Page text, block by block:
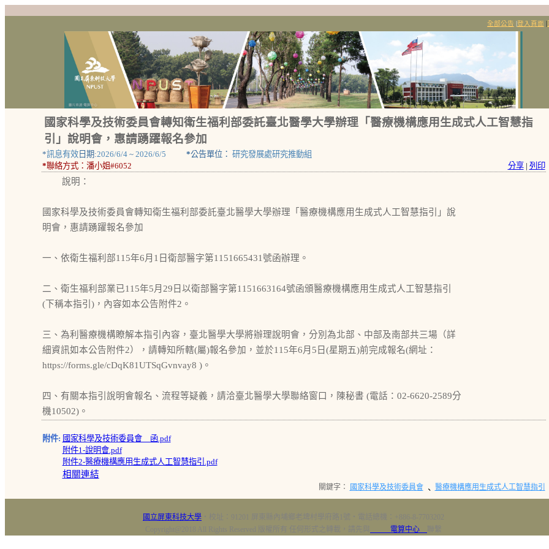
全部公告 登入頁面
國家科學及技術委員會轉知衛生福利部委託臺北醫學大學辦理「醫療機構應用生成式人工智慧指
引」說明會，惠請踴躍報名參加
*訊息有效日期:2026/6/4~ 2026/6/5 *公告單位： 研究發展處研究推動組
*聯絡方式： 潘小姐#6052 分享 | 列印
說明：
國家科學及技術委員會轉知衛生福利部委託臺北醫學大學辦理「醫療機構應用生成式人工智慧指引」說
明會，惠請踴躍報名參加
一、依衛生福利部115年6月1日衛部醫字第1151665431號函辦理。
二、衛生福利部業已115年5月29日以衛部醫字第1151663164號函頒醫療機構應用生成式人工智慧指引
(下稱本指引)，內容如本公告附件2。
三、為利醫療機構瞭解本指引內容，臺北醫學大學將辦理說明會，分別為北部、中部及南部共三場（詳
細資訊如本公告附件2），請轉知所轄(屬)報名參加，並於115年6月5日(星期五)前完成報名(網址：
https://forms.gle/cDqK81UTSqGvnvay8 )。
四、有關本指引說明會報名、流程等疑義，請洽臺北醫學大學聯絡窗口，陳秘書 (電話：02-6620-2589分
機10502)。
附件: 國家科學及技術委員會 函.pdf
附件1-說明會.pdf
附件2-醫療機構應用生成式人工智慧指引.pdf
相關連結
關鍵字： 國家科學及技術委員會 、 醫療機構應用生成式人工智慧指引
國立屏東科技大學
電算中心